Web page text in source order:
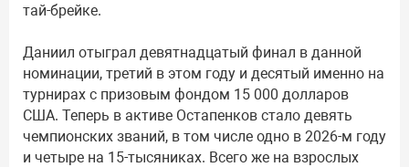
тай-брейке.
Даниил отыграл девятнадцатый финал в данной
номинации, третий в этом году и десятый именно на
турнирах с призовым фондом 15 000 долларов
США. Теперь в активе Остапенков стало девять
чемпионских званий, в том числе одно в 2026-м году
и четыре на 15-тысяниках. Всего же на взрослых